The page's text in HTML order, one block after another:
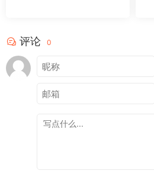
评论 0